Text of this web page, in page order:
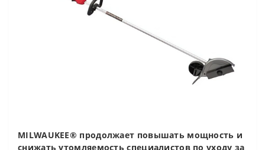
MILWAUKEE® продолжает повышать мощность и
снижать утомляемость специалистов по уходу за